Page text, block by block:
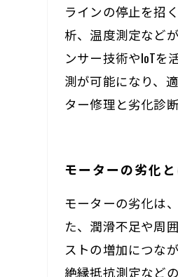
ラインの停止を招
析、温度測定など
ンサー技術やIoT
測が可能になり、
ター修理と劣化診
モーターの劣化
モーターの劣化は
た、潤滑不足や周
ストの増加につな
絶縁抵抗測定など